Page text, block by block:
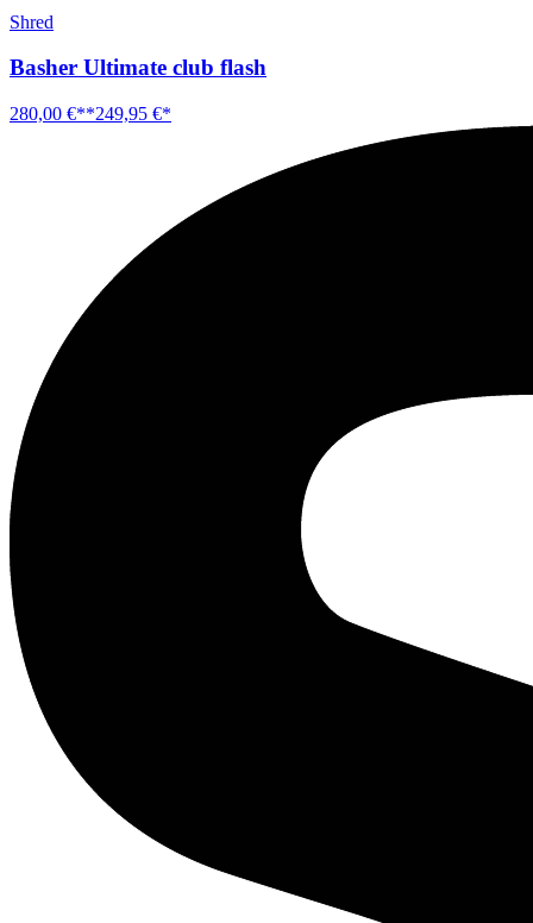
Shred
Basher Ultimate club flash
280,00 €**249,95 €*